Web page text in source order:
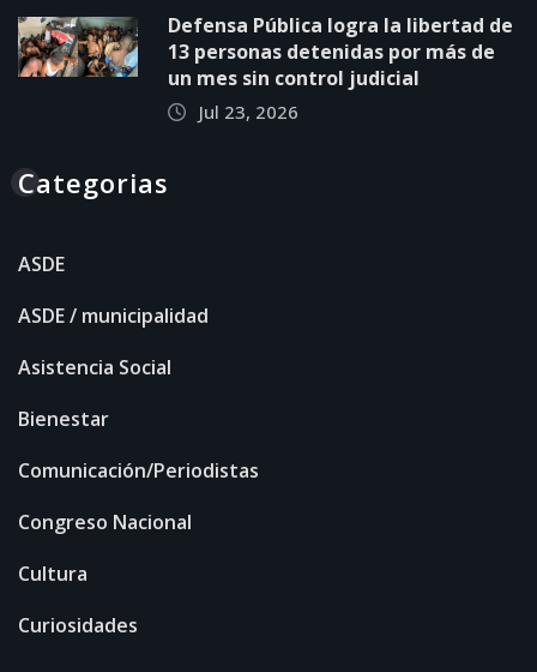
Defensa Pública logra la libertad de
13 personas detenidas por más de
un mes sin control judicial
Jul 23, 2026
Categorias
ASDE
ASDE / municipalidad
Asistencia Social
Bienestar
Comunicación/Periodistas
Congreso Nacional
Cultura
Curiosidades